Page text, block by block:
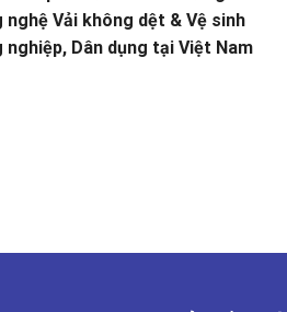
nghệ Vải không dệt & Vệ sinh
nghiệp, Dân dụng tại Việt Nam